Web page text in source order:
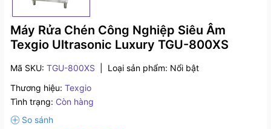
Máy Rửa Chén Công Nghiệp Siêu Âm
Texgio Ultrasonic Luxury TGU-800XS
Mã SKU: TGU-800XS Loại sản phẩm: Nổi bật
Thương hiệu: Texgio
Tình trạng: Còn hàng